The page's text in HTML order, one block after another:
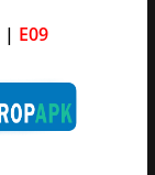
| E09